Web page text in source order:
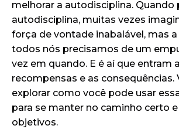
melhorar a autodisciplina. Quando
autodisciplina, muitas vezes
força de vontade inabalável, mas
todos nós precisamos de um
vez em quando. E é aí que entram
recompensas e as consequências.
explorar como você pode usar
para se manter no caminho certo
objetivos.